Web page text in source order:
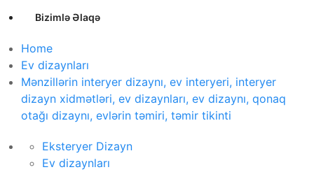
Bizimlə Əlaqə
Home
Ev dizaynları
Mənzillərin interyer dizaynı, ev interyeri, interyer
dizayn xidmətləri, ev dizaynları, ev dizaynı, qonaq
otağı dizaynı, evlərin təmiri, təmir tikinti
Eksteryer Dizayn
Ev dizaynları